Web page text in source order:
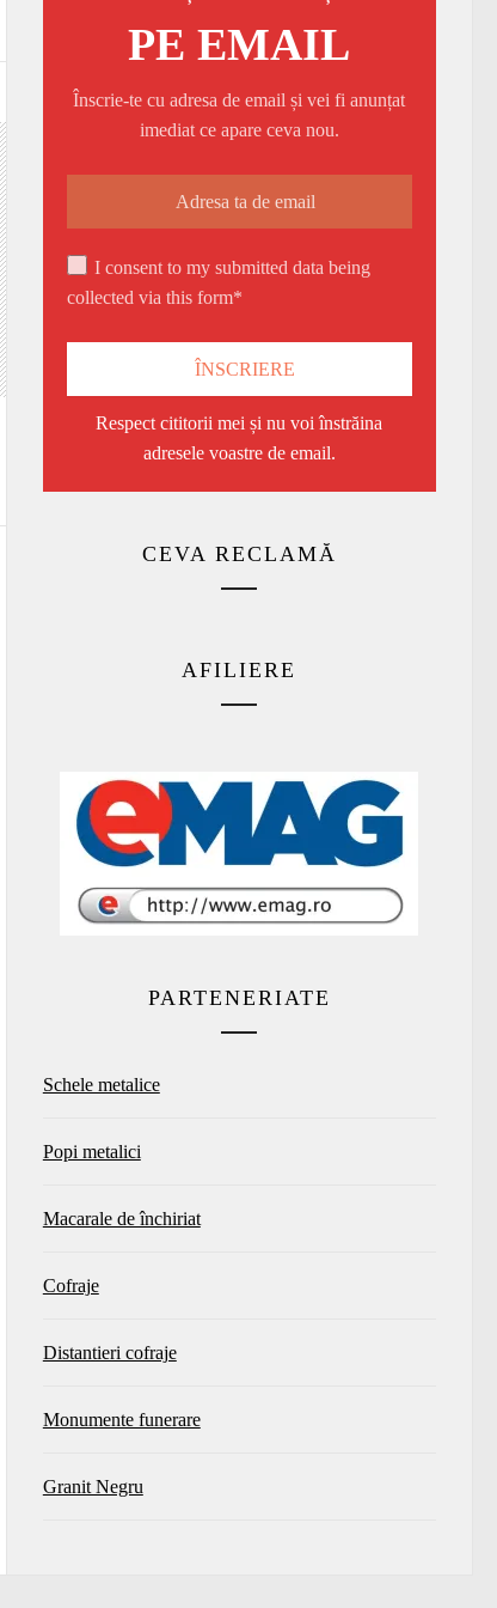
PE EMAIL
Înscrie-te cu adresa de email și vei fi anunțat
imediat ce apare ceva nou.
I consent to my submitted data being
collected via this form*
Respect cititorii mei și nu voi înstrăina
adresele voastre de email.
CEVA RECLAMĂ
AFILIERE
PARTENERIATE
Schele metalice
Popi metalici
Macarale de închiriat
Cofraje
Distantieri cofraje
Monumente funerare
Granit Negru